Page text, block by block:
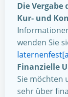
Die
Kur- und
wenden Sie
Finanzielle
Sie möchten
sehr über